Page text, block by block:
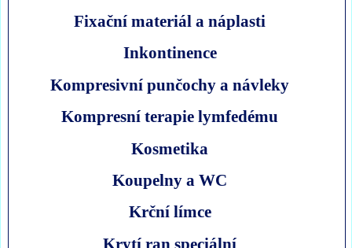
Fixační materiál a náplasti
Inkontinence
Kompresivní punčochy a návleky
Kompresní terapie lymfedému
Kosmetika
Koupelny a WC
Krční límce
Krytí ran speciální